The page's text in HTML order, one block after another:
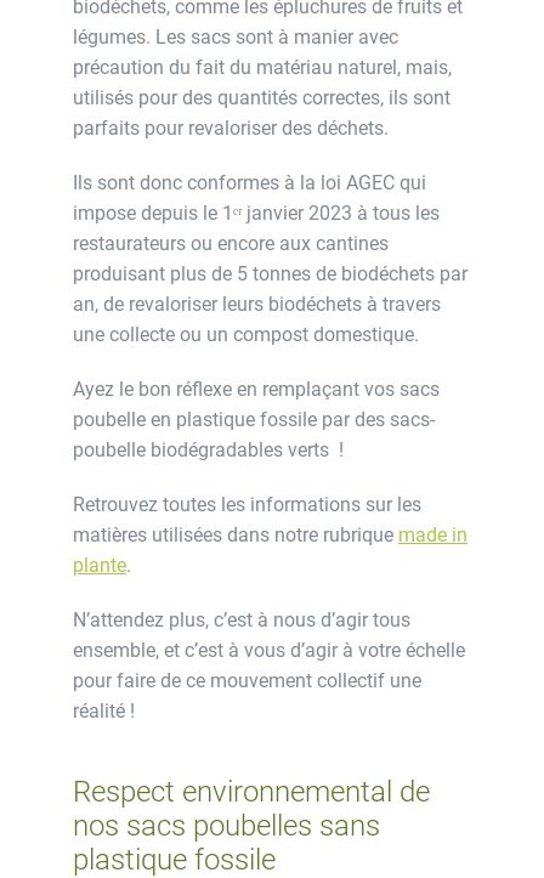
biodéchets, comme les épluchures de fruits et
légumes. Les sacs sont à manier avec
précaution du fait du matériau naturel, mais,
utilisés pour des quantités correctes, ils sont
parfaits pour revaloriser des déchets.
Ils sont donc conformes à la loi AGEC qui
impose depuis le 1ᵉʳ janvier 2023 à tous les
restaurateurs ou encore aux cantines
produisant plus de 5 tonnes de biodéchets par
an, de revaloriser leurs biodéchets à travers
une collecte ou un compost domestique.
Ayez le bon réflexe en remplaçant vos sacs
poubelle en plastique fossile par des sacs-
poubelle biodégradables verts !
Retrouvez toutes les informations sur les
matières utilisées dans notre rubrique made in
plante.
N’attendez plus, c’est à nous d’agir tous
ensemble, et c’est à vous d’agir à votre échelle
pour faire de ce mouvement collectif une
réalité !
Respect environnemental de
nos sacs poubelles sans
plastique fossile